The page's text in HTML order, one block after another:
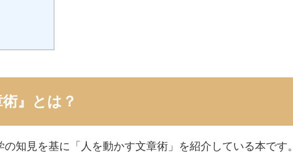
』とは？
知見を基に「人を動かす文章術」を紹介している本です。